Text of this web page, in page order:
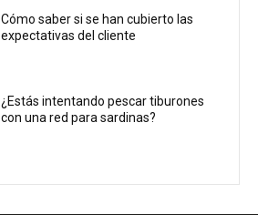
Cómo saber si se han cubierto las
expectativas del cliente
¿Estás intentando pescar tiburones
con una red para sardinas?